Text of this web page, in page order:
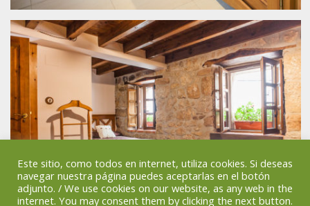
Este sitio, como todos en internet, utiliza cookies. Si deseas
navegar nuestra página puedes aceptarlas en el botón
adjunto. / We use cookies on our website, as any web in the
internet. You may consent them by clicking the next button.